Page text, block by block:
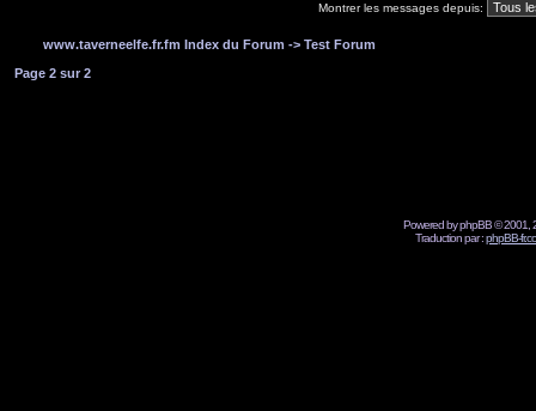
Montrer les messages depuis:
www.taverneelfe.fr.fm Index du Forum -> Test Forum
Page 2 sur2
Powered by phpBB © 2001,
Traduction par :phpBB-